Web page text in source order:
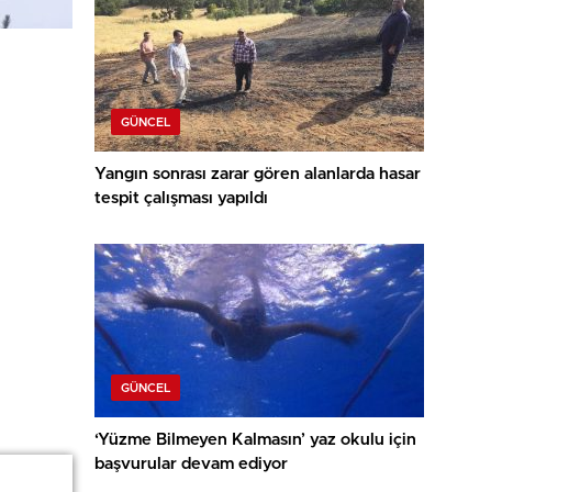
GÜNCEL
Yangın sonrası zarar gören alanlarda hasar
tespit çalışması yapıldı
GÜNCEL
‘Yüzme Bilmeyen Kalmasın’ yaz okulu için
başvurular devam ediyor